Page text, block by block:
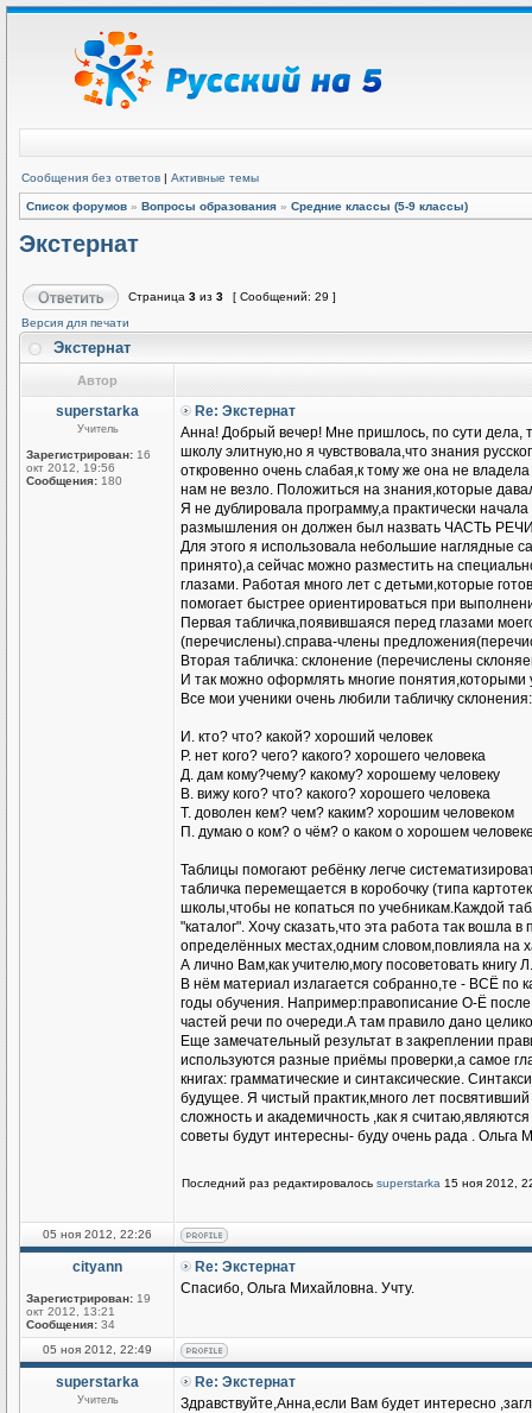
Сообщения без ответов | Активные темы
Список форумов » Вопросы образования » Средние классы (5-9 классы)
Экстернат
Страница 3 из 3
[ Сообщений: 29 ]
Версия для печати
Экстернат
Автор
superstarka
Учитель
Зарегистрирован: 16
окт 2012, 19:56
Сообщения: 180
Re: Экстернат
Анна! Добрый вечер! Мне пришлось, по сути дела,
школу элитную,но я чувствовала,что знания
откровенно очень слабая,к тому же она не
нам не везло. Положиться на знания,которые
Я не дублировала программу,а практически
размышления он должен был назвать ЧАСТЬ
Для этого я использовала небольшие наглядные
принято),а сейчас можно разместить на
глазами. Работая много лет с детьми,которые
помогает быстрее ориентироваться при
Первая табличка,появившаяся перед глазами
(перечислены).справа-члены
Вторая табличка: склонение (перечислены
И так можно оформлять многие понятия,которыми
Все мои ученики очень любили табличку склонения:
И. кто? что? какой? хороший человек
Р. нет кого? чего? какого? хорошего человека
Д. дам кому?чему? какому? хорошему человеку
В. вижу кого? что? какого? хорошего человека
Т. доволен кем? чем? каким? хорошим человеком
П. думаю о ком? о чём? о каком о хорошем
Таблицы помогают ребёнку легче
табличка перемещается в коробочку (типа
школы,чтобы не копаться по учебникам.Каждой
"каталог". Хочу сказать,что эта работа так вошла
определённых местах,одним словом,повлияла на
А лично Вам,как учителю,могу посоветовать
В нём материал излагается собранно,те - ВСЁ по
годы обучения. Например:правописание О-Ё
частей речи по очереди.А там правило дано
Еще замечательный результат в закреплении
используются разные приёмы проверки,а самое
книгах: грамматические и синтаксические.
будущее. Я чистый практик,много лет
сложность и академичность ,как я
советы будут интересны- буду очень рада . Ольга
Последний раз редактировалось superstarka 15 ноя 2012,
05 ноя 2012, 22:26
cityann
Зарегистрирован: 19
окт 2012, 13:21
Сообщения: 34
Re: Экстернат
Спасибо, Ольга Михайловна. Учту.
05 ноя 2012, 22:49
superstarka
Учитель
Re: Экстернат
Здравствуйте,Анна,если Вам будет интересно